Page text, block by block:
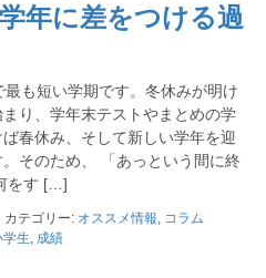
年に差をつける過
も短い学期です。冬休みが明け
り、学年末テストやまとめの学
春休み、そして新しい学年を迎
そのため、 「あっという間に終
をす […]
カテゴリー: オススメ情報, コラム
学生, 成績